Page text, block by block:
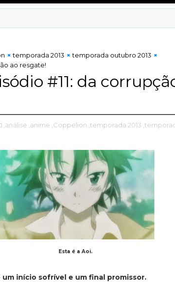
temporada 2013
temporada outubro 2013
ao resgate!
#11: da
,análise ,anime ,Coppelion ,temporada 2013
Esta é a Aoi.
início sofrível e um final promissor.